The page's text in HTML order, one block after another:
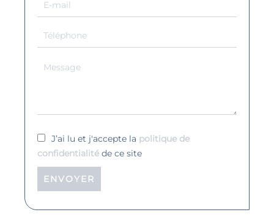
J’ai lu et j'accepte la politique de
confidentialité de ce site
ENVOYER